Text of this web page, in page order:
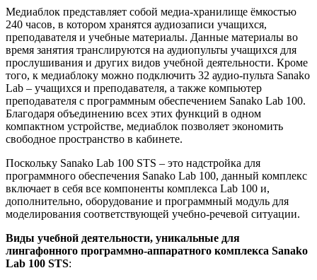
Медиаблок представляет собой медиа-хранилище ёмкостью
240 часов, в котором хранятся аудиозаписи учащихся,
преподавателя и учебные материалы. Данные материалы во
время занятия транслируются на аудиопульты учащихся для
прослушивания и других видов учебной деятельности. Кроме
того, к медиаблоку можно подключить 32 аудио-пульта Sanako
Lab – учащихся и преподавателя, а также компьютер
преподавателя с программным обеспечением Sanako Lab 100.
Благодаря объединению всех этих функций в одном
компактном устройстве, медиаблок позволяет экономить
свободное пространство в кабинете.
Поскольку Sanako Lab 100 STS – это надстройка для
программного обеспечения Sanako Lab 100, данный комплекс
включает в себя все компоненты комплекса Lab 100 и,
дополнительно, оборудование и программный модуль для
моделирования соответствующей учебно-речевой ситуации.
Виды учебной деятельности, уникальные для
лингафонного программно-аппаратного комплекса Sanako
Lab 100 STS: